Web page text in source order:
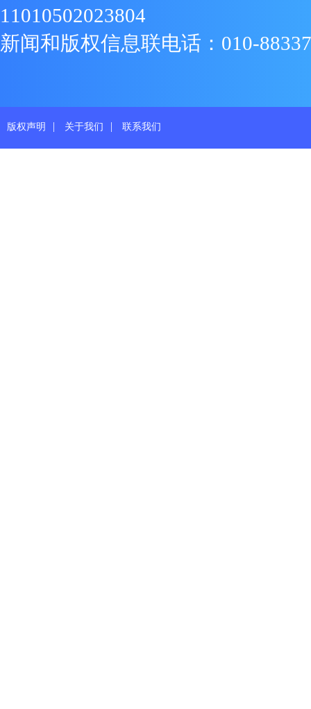
11010502023804
新闻和版权信息联电话：010-
版权声明 | 关于我们 | 联系我们